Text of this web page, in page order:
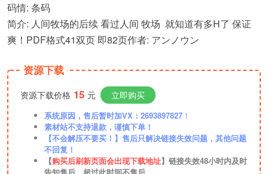
码情: 条码
简介: 人间牧场的后续 看过人间 牧场 就知道有多H了 保证
爽！PDF格式41双页 即82页作者: アンノウン
资源下载
资源下载价格 15 元 立即购买
系统原因，售后暂时加VX：2693897827 ！
素材站不支持退款，谨慎下单！
【不会解压不要买！】售后只解决链接失效问题，其他问题
不回复！
【购买后刷新页面会出现下载地址】链接失效48小时内及时